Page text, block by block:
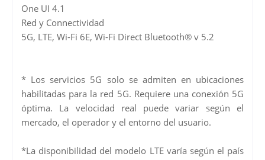
One UI 4.1
Red y Connectividad
5G, LTE, Wi-Fi 6E, Wi-Fi Direct Bluetooth® v 5.2
* Los servicios 5G solo se admiten en ubicaciones
habilitadas para la red 5G. Requiere una conexión 5G
óptima. La velocidad real puede variar según el
mercado, el operador y el entorno del usuario.
*La disponibilidad del modelo LTE varía según el país